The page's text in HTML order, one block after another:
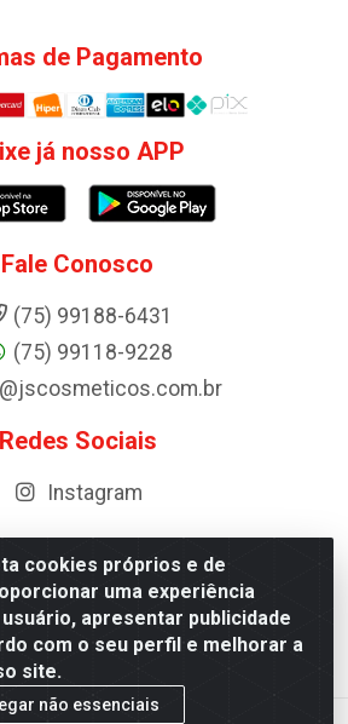
cookies próprios e de
uma experiência
apresentar publicidade
com o seu perfil e melhorar a
site.
não essenciais
de Pagamento
já nosso APP
Fale Conosco
(75) 99188-6431
(75) 99118-9228
Redes Sociais
Instagram
Antoneto LTDA - BA-052,
Ipirá - BA, 44600-000 - CNPJ
10.984.107/0001-75